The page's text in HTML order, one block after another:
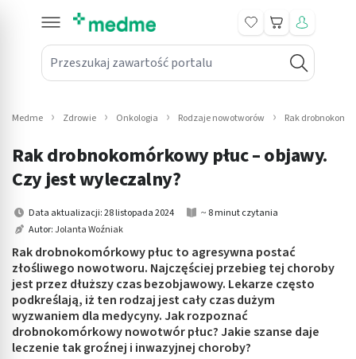
Przeszukaj zawartość portalu
Koszyk
submenu: Leki na receptę
submenu: Mama i dziecko
submenu: Kosmetyki
submenu: Higiena
submenu: Sprzęt medyczny
submenu: Intymne
submenu: Wellness
Medme Zdrowie Onkologia Rodzaje nowotworów Rak
Rak drobnokomórkowy płuc – objawy.
Czy jest wyleczalny?
Data aktualizacji: 28 listopada 2024
~ 8 minut czytania
Autor:Jolanta Woźniak
Rak drobnokomórkowy płuc to agresywna postać
złośliwego nowotworu. Najczęściej przebieg tej choroby
jest przez dłuższy czas bezobjawowy. Lekarze często
podkreślają, iż ten rodzaj jest cały czas dużym
wyzwaniem dla medycyny. Jak rozpoznać
drobnokomórkowy nowotwór płuc? Jakie szanse daje
leczenie tak groźnej i inwazyjnej choroby?